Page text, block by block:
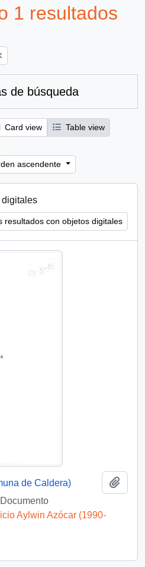
1 resultados
de búsqueda
Card view
Table view
ascendente
digitales
resultados con objetos digitales
de Caldera)
Documento
Aylwin Azócar (1990-